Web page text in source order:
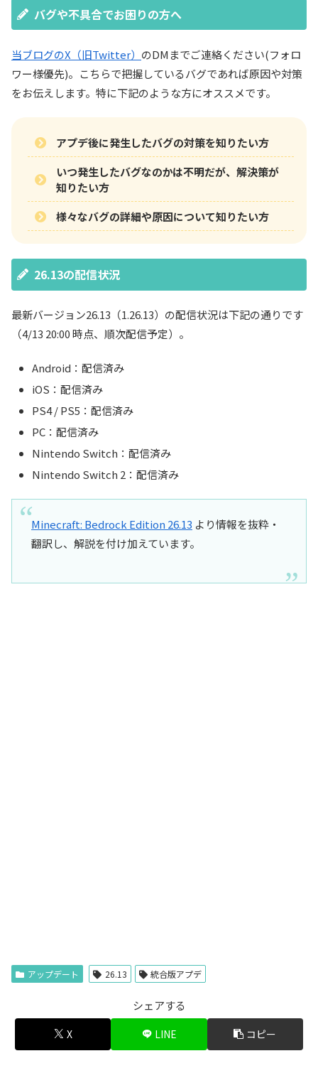
バグや不具合でお困りの方へ
当ブログのX（旧Twitter） のDMまでご連絡ください(フォロ
ワー様優先)。こちらで把握しているバグであれば原因や対策
をお伝えします。特に下記のような方にオススメです。
アプデ後に発生したバグの対策を知りたい方
いつ発生したバグなのかは不明だが、解決策が
知りたい方
様々なバグの詳細や原因について知りたい方
26.13の配信状況
最新バージョン26.13（1.26.13）の配信状況は下記の通りです
（4/13 20:00 時点、順次配信予定）。
Android：配信済み
iOS：配信済み
PS4 / PS5：配信済み
PC：配信済み
Nintendo Switch：配信済み
Nintendo Switch 2：配信済み
Minecraft: Bedrock Edition 26.13 より情報を抜粋・
翻訳し、解説を付け加えています。
アップデート 26.13 統合版アプデ
シェアする
X LINE コピー